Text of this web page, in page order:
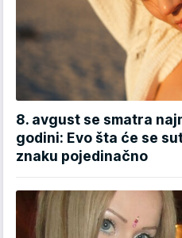
8. avgust se smatra
godini: Evo šta će se
znaku pojedinačno